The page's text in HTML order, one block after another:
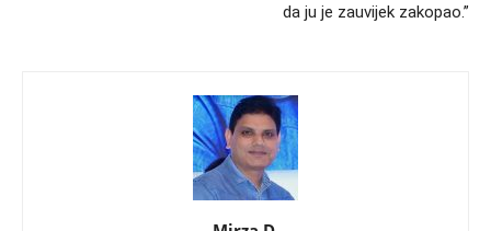
da ju je zauvijek zakopao.”